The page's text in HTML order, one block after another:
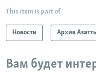
This item is part of
Новости Архив
Вам будет